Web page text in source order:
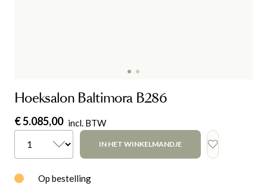
Hoeksalon Baltimora B286
€ 5.085,00 incl. BTW
IN HET WINKELMANDJE
Op bestelling